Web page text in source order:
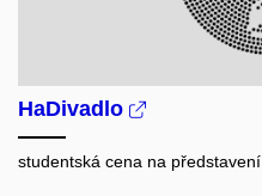
HaDivadlo
studentská cena na představení